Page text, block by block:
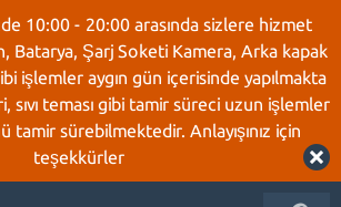
10:00 - 20:00 arasında sizlere hizmet
Batarya, Şarj Soketi Kamera, Arka kapak
işlemler aygın gün içerisinde yapılmakta
sıvı teması gibi tamir süreci uzun işlemler
tamir sürebilmektedir. Anlayışınız için
teşekkürler